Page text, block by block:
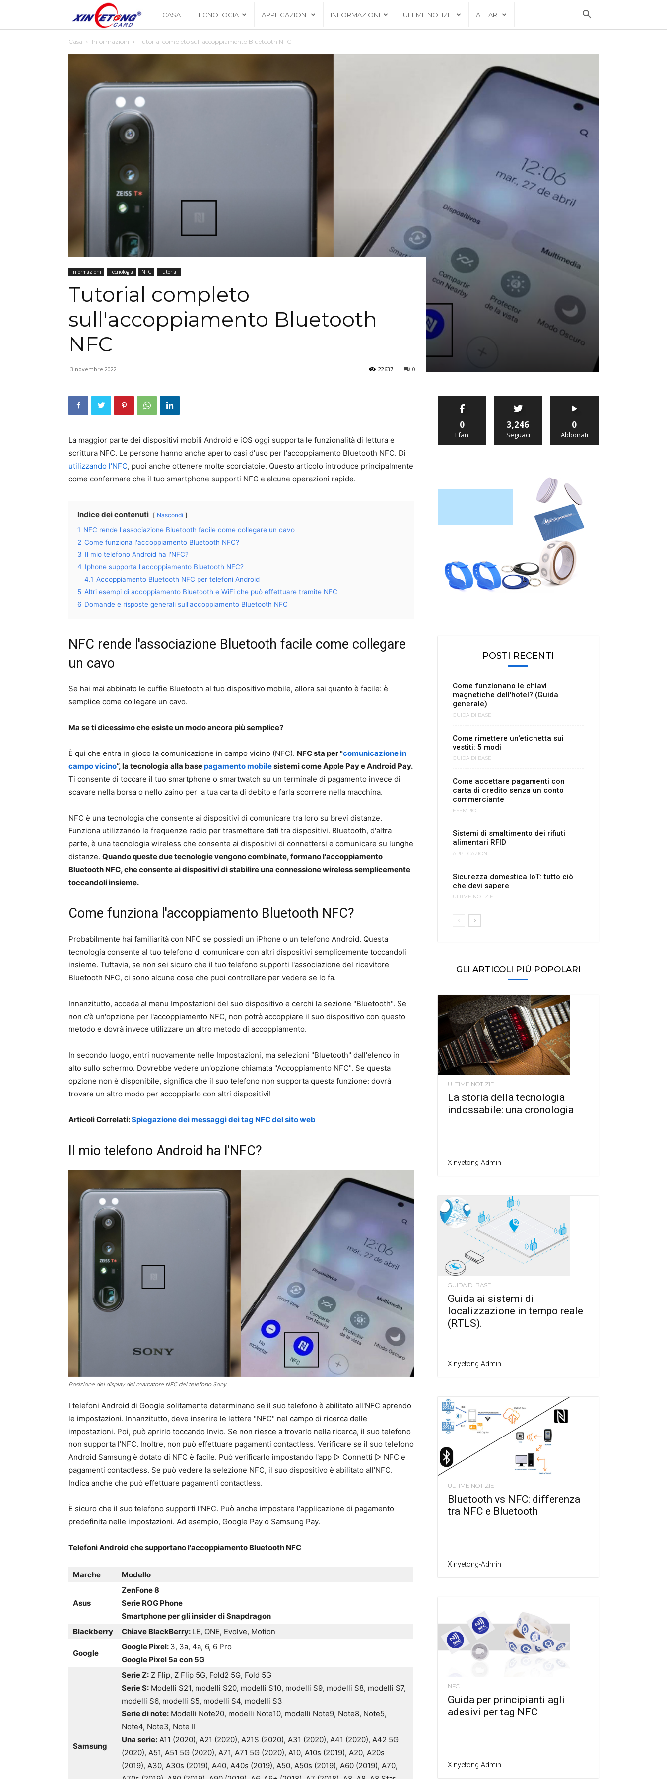
Xingyetongblog
CASA TECNOLOGIA APPLICAZIONI INFORMAZIONI ULTIME NOTIZIE AFFARI
Casa Informazioni Tutorial completo sull'accoppiamento Bluetooth NFC
Informazioni Tecnologia NFC Tutorial
Tutorial completo
sull'accoppiamento Bluetooth
NFC
3 novembre 2022 0
22637
La maggior parte dei dispositivi mobili Android e iOS oggi supporta le funzionalità di lettura e
scrittura NFC. Le persone hanno anche aperto casi d'uso per l'accoppiamento Bluetooth NFC. Di
utilizzando l'NFC, puoi anche ottenere molte scorciatoie. Questo articolo introduce principalmente
come confermare che il tuo smartphone supporti NFC e alcune operazioni rapide.
Indice dei contenuti Nascondi
1 NFC rende l'associazione Bluetooth facile come collegare un cavo
2 Come funziona l'accoppiamento Bluetooth NFC?
3 Il mio telefono Android ha l'NFC?
4 Iphone supporta l'accoppiamento Bluetooth NFC?
4.1 Accoppiamento Bluetooth NFC per telefoni Android
5 Altri esempi di accoppiamento Bluetooth e WiFi che può effettuare tramite NFC
6 Domande e risposte generali sull'accoppiamento Bluetooth NFC
NFC rende l'associazione Bluetooth facile come collegare
un cavo
Se hai mai abbinato le cuffie Bluetooth al tuo dispositivo mobile, allora sai quanto è facile: è
semplice come collegare un cavo.
Ma se ti dicessimo che esiste un modo ancora più semplice?
È qui che entra in gioco la comunicazione in campo vicino (NFC). NFC sta per "comunicazione in
campo vicino”, la tecnologia alla basepagamento mobilesistemi come Apple Pay e Android Pay.
Ti consente di toccare il tuo smartphone o smartwatch su un terminale di pagamento invece di
scavare nella borsa o nello zaino per la tua carta di debito e farla scorrere nella macchina.
NFC è una tecnologia che consente ai dispositivi di comunicare tra loro su brevi distanze.
Funziona utilizzando le frequenze radio per trasmettere dati tra dispositivi. Bluetooth, d'altra
parte, è una tecnologia wireless che consente ai dispositivi di connettersi e comunicare su lunghe
distanze. Quando queste due tecnologie vengono combinate, formano l'accoppiamento
Bluetooth NFC, che consente ai dispositivi di stabilire una connessione wireless semplicemente
toccandoli insieme.
Come funziona l'accoppiamento Bluetooth NFC?
Probabilmente hai familiarità con NFC se possiedi un iPhone o un telefono Android. Questa
tecnologia consente al tuo telefono di comunicare con altri dispositivi semplicemente toccandoli
insieme. Tuttavia, se non sei sicuro che il tuo telefono supporti l'associazione del ricevitore
Bluetooth NFC, ci sono alcune cose che puoi controllare per vedere se lo fa.
Innanzitutto, acceda al menu Impostazioni del suo dispositivo e cerchi la sezione "Bluetooth". Se
non c'è un'opzione per l'accoppiamento NFC, non potrà accoppiare il suo dispositivo con questo
metodo e dovrà invece utilizzare un altro metodo di accoppiamento.
In secondo luogo, entri nuovamente nelle Impostazioni, ma selezioni "Bluetooth" dall'elenco in
alto sullo schermo. Dovrebbe vedere un'opzione chiamata "Accoppiamento NFC". Se questa
opzione non è disponibile, significa che il suo telefono non supporta questa funzione: dovrà
trovare un altro modo per accoppiarlo con altri dispositivi!
Articoli Correlati:Spiegazione dei messaggi dei tag NFC del sito web
Il mio telefono Android ha l'NFC?
Posizione del display del marcatore NFC del telefono Sony
I telefoni Android di Google solitamente determinano se il suo telefono è abilitato all'NFC aprendo
le impostazioni. Innanzitutto, deve inserire le lettere "NFC" nel campo di ricerca delle
impostazioni. Poi, può aprirlo toccando Invio. Se non riesce a trovarlo nella ricerca, il suo telefono
non supporta l'NFC. Inoltre, non può effettuare pagamenti contactless. Verificare se il suo telefono
Android Samsung è dotato di NFC è facile. Può verificarlo impostando l'app ▷ Connetti ▷ NFC e
pagamenti contactless. Se può vedere la selezione NFC, il suo dispositivo è abilitato all'NFC.
Indica anche che può effettuare pagamenti contactless.
È sicuro che il suo telefono supporti l'NFC. Può anche impostare l'applicazione di pagamento
predefinita nelle impostazioni. Ad esempio, Google Pay o Samsung Pay.
Telefoni Android che supportano l'accoppiamento Bluetooth NFC
Marche Modello
Asus
ZenFone 8
Serie ROG Phone
Smartphone per gli insider di Snapdragon
Blackberry
Chiave BlackBerry: LE, ONE, Evolve, Motion
Google
Google Pixel: 3, 3a, 4a, 6, 6 Pro
Google Pixel 5a con 5G
Samsung
Serie Z: Z Flip, Z Flip 5G, Fold2 5G, Fold 5G
Serie S: Modelli S21, modelli S20, modelli S10, modelli S9, modelli S8, modelli S7,
modelli S6, modelli S5, modelli S4, modelli S3
Serie di note: Modelli Note20, modelli Note10, modelli Note9, Note8, Note5,
Note4, Note3, Note II
Una serie: A11 (2020), A21 (2020), A21S (2020), A31 (2020), A41 (2020), A42 5G
(2020), A51, A51 5G (2020), A71, A71 5G (2020), A10, A10s (2019), A20, A20s
(2019), A30, A30s (2019), A40, A40s (2019), A50, A50s (2019), A60 (2019), A70,
0
I fan
3,246
Seguaci
0
Abbonati
POSTI RECENTI
Come funzionano le chiavi
magnetiche dell'hotel? (Guida
generale)
GUIDA DI BASE
Come rimettere un'etichetta sui
vestiti: 5 modi
GUIDA DI BASE
Come accettare pagamenti con
carta di credito senza un conto
commerciante
ESEMPIO
Sistemi di smaltimento dei rifiuti
alimentari RFID
APPLICAZIONI
Sicurezza domestica IoT: tutto ciò
che devi sapere
ULTIME NOTIZIE
GLI ARTICOLI PIÙ POPOLARI
ULTIME NOTIZIE
La storia della tecnologia
indossabile: una cronologia
Xinyetong-Admin
GUIDA DI BASE
Guida ai sistemi di
localizzazione in tempo reale
(RTLS).
Xinyetong-Admin
ULTIME NOTIZIE
Bluetooth vs NFC: differenza
tra NFC e Bluetooth
Xinyetong-Admin
NFC
Guida per principianti agli
adesivi per tag NFC
Xinyetong-Admin